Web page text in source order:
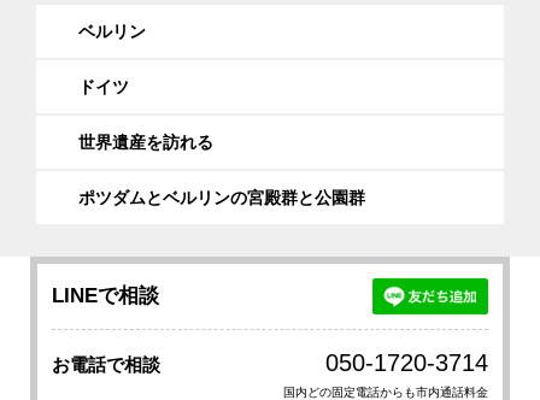
ベルリン
ドイツ
世界遺産を訪れる
ポツダムとベルリンの宮殿群と公園群
LINEで相談
お電話で相談 050-1720-3714
国内どの固定電話からも市内通話料金